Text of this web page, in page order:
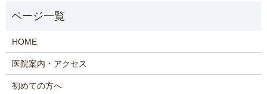
HOME
医院案内・アクセス
初めての方へ